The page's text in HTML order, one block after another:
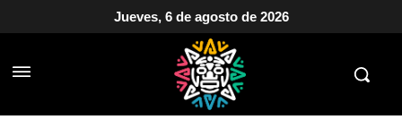
Jueves, 6 de agosto de 2026